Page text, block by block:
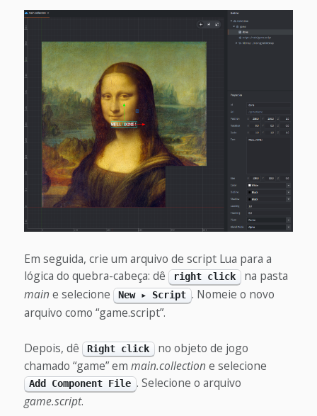
Em seguida, crie um arquivo de script Lua para a
lógica do quebra-cabeça: dê
right click
na pasta
main e selecione New ▸ Script . Nomeie o novo
arquivo como “game.script”.
Depois, dê Right click
no objeto de jogo
chamado “game” em main.collection e selecione
Add Component File . Selecione o arquivo
game.script.